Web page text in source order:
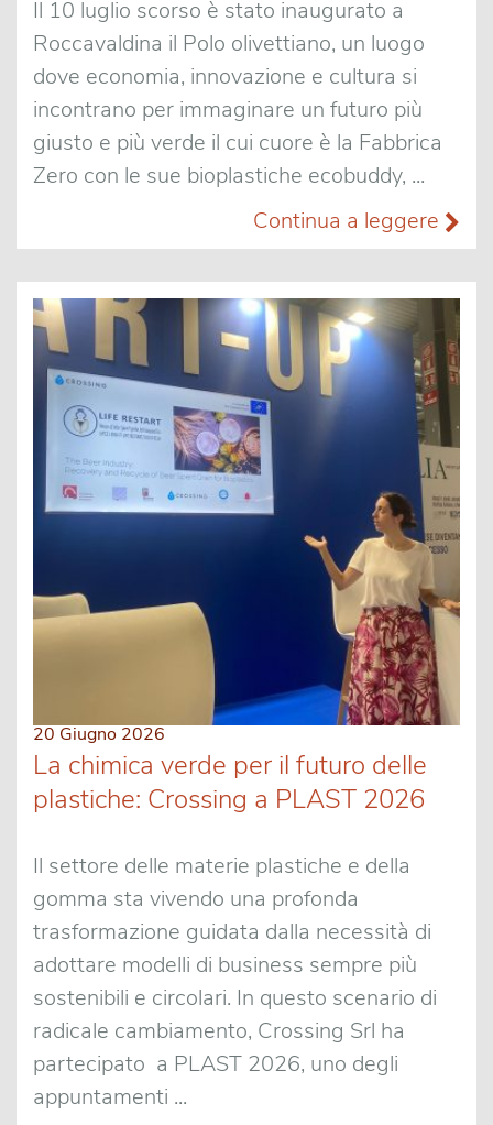
Il 10 luglio scorso è stato inaugurato a
Roccavaldina il Polo olivettiano, un luogo
dove economia, innovazione e cultura si
incontrano per immaginare un futuro più
giusto e più verde il cui cuore è la Fabbrica
Zero con le sue bioplastiche ecobuddy, ...
Continua a leggere
20 Giugno 2026
La chimica verde per il futuro delle
plastiche: Crossing a PLAST 2026
Il settore delle materie plastiche e della
gomma sta vivendo una profonda
trasformazione guidata dalla necessità di
adottare modelli di business sempre più
sostenibili e circolari. In questo scenario di
radicale cambiamento, Crossing Srl ha
partecipato a PLAST 2026, uno degli
appuntamenti ...